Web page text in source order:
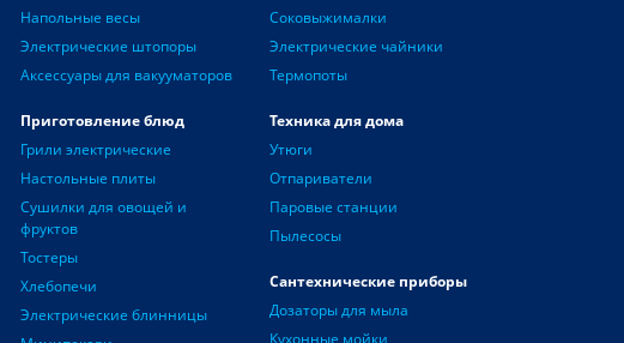
Напольные весы
Электрические штопоры
Аксессуары для вакууматоров
Приготовление блюд
Грили электрические
Настольные плиты
Сушилки для овощей и
фруктов
Тостеры
Хлебопечи
Электрические блинницы
Соковыжималки
Электрические чайники
Термопоты
Техника для дома
Утюги
Отпариватели
Паровые станции
Пылесосы
Сантехнические приборы
Дозаторы для мыла
Кухонные мойки